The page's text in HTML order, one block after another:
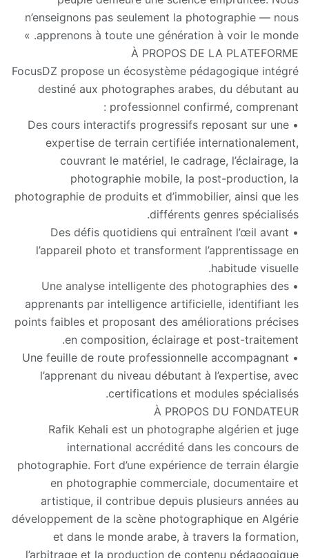
n’enseignons pas seulement la photographie — nous
apprenons à toute une génération à voir le monde. »
À PROPOS DE LA PLATEFORME
FocusDZ propose un écosystème pédagogique intégré
destiné aux photographes arabes, du débutant au
professionnel confirmé, comprenant :
• Des cours interactifs progressifs reposant sur une
expertise de terrain certifiée internationalement,
couvrant le matériel, le cadrage, l’éclairage, la
photographie mobile, la post-production, la
photographie de produits et d’immobilier, ainsi que les
différents genres spécialisés.
• Des défis quotidiens qui entraînent l’œil avant
l’appareil photo et transforment l’apprentissage en
habitude visuelle.
• Une analyse intelligente des photographies des
apprenants par intelligence artificielle, identifiant les
points faibles et proposant des améliorations précises
en composition, éclairage et post-traitement.
• Une feuille de route professionnelle accompagnant
l’apprenant du niveau débutant à l’expertise, avec
certifications et modules spécialisés.
À PROPOS DU FONDATEUR
Rafik Kehali est un photographe algérien et juge
international accrédité dans les concours de
photographie. Fort d’une expérience de terrain élargie
en photographie commerciale, documentaire et
artistique, il contribue depuis plusieurs années au
développement de la scène photographique en Algérie
et dans le monde arabe, à travers la formation,
l’arbitrage et la production de contenu pédagogique